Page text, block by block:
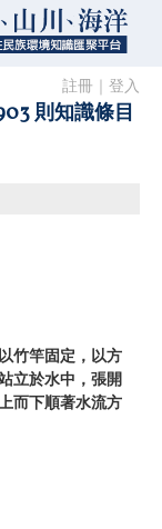
註冊 登入
則知識條目
竹竿固定， 以方
立於水中， 張開
而下順著水流方